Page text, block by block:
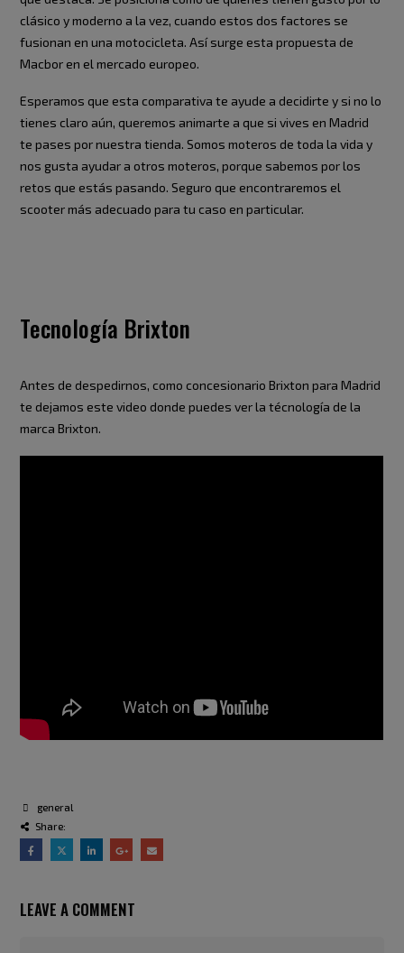
clásico y moderno a la vez, cuando estos dos factores se
fusionan en una motocicleta. Así surge esta propuesta de
Macbor en el mercado europeo.
Esperamos que esta comparativa te ayude a decidirte y si no lo
tienes claro aún, queremos animarte a que si vives en Madrid
te pases por nuestra tienda. Somos moteros de toda la vida y
nos gusta ayudar a otros moteros, porque sabemos por los
retos que estás pasando. Seguro que encontraremos el
scooter más adecuado para tu caso en particular.
Tecnología Brixton
Antes de despedirnos, como concesionario Brixton para Madrid
te dejamos este video donde puedes ver la técnología de la
marca Brixton.
general
Share:
LEAVE A COMMENT